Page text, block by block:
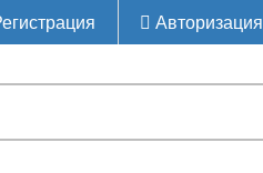
Авторизация